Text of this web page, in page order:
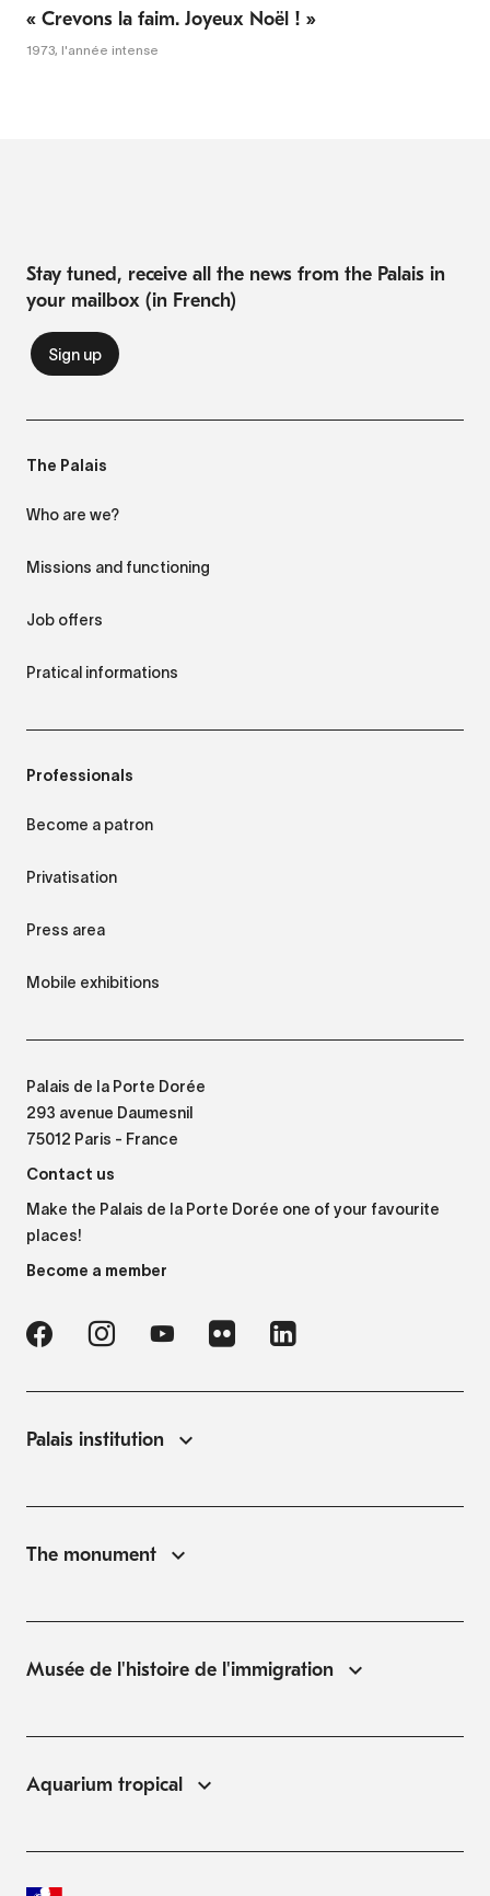
« Crevons la faim. Joyeux Noël ! »
1973, l'année intense
Stay tuned, receive all the news from the Palais in
your mailbox (in French)
The Palais
Who are we?
Missions and functioning
Job offers
Pratical informations
Professionals
Become a patron
Privatisation
Press area
Mobile exhibitions
Palais de la Porte Dorée
293 avenue Daumesnil
75012 Paris - France
Contact us
Make the Palais de la Porte Dorée one of your favourite
places!
Become a member
Palais institution
The monument
Musée de l'histoire de l'immigration
Aquarium tropical